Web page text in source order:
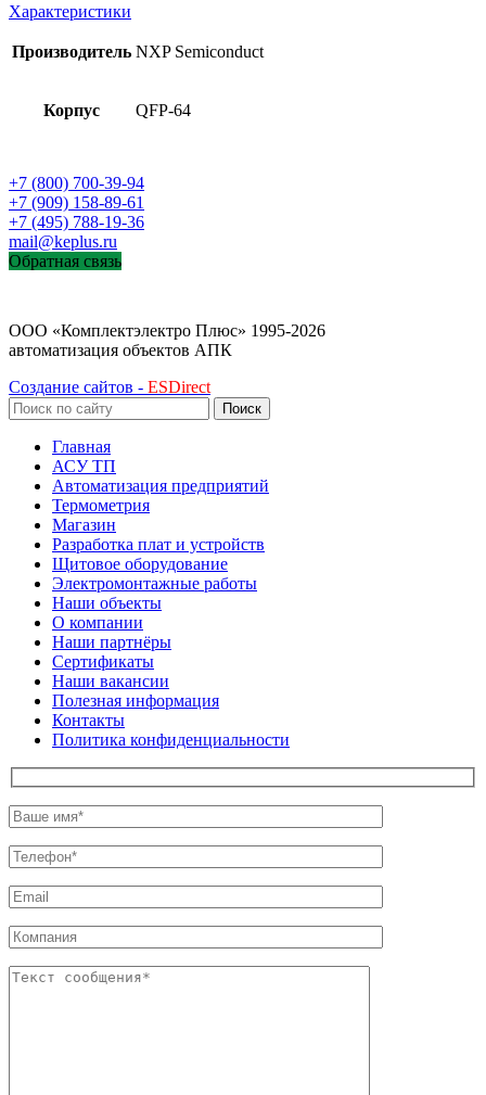
Характеристики
Производитель NXP Semiconduct
Корпус QFP-64
+7 (800) 700-39-94
+7 (909) 158-89-61
+7 (495) 788-19-36
mail@keplus.ru
Обратная связь
ООО «Комплектэлектро Плюс» 1995-2026
автоматизация объектов АПК
Создание сайтов - ESDirect
Поиск
Главная
АСУ ТП
Автоматизация предприятий
Термометрия
Магазин
Разработка плат и устройств
Щитовое оборудование
Электромонтажные работы
Наши объекты
О компании
Наши партнёры
Сертификаты
Наши вакансии
Полезная информация
Контакты
Политика конфиденциальности